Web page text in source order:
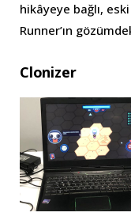
hikâyeye bağlı,
Runner’ın
Clonizer